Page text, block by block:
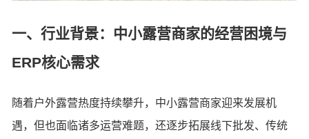
一、行业背景：中小露营商家的经营困境与
ERP核心需求
随着户外露营热度持续攀升，中小露营商家迎来发展机
遇，但也面临诸多运营难题，还逐步拓展线下批发、传统